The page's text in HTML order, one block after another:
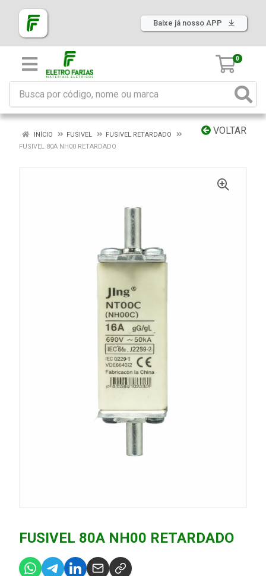
Baixe já nosso APP
0
VOLTAR
INÍCIO FUSIVEL
FUSIVEL RETARDADO
FUSIVEL 80A NH00 RETARDADO
FUSIVEL 80A NH00 RETARDADO